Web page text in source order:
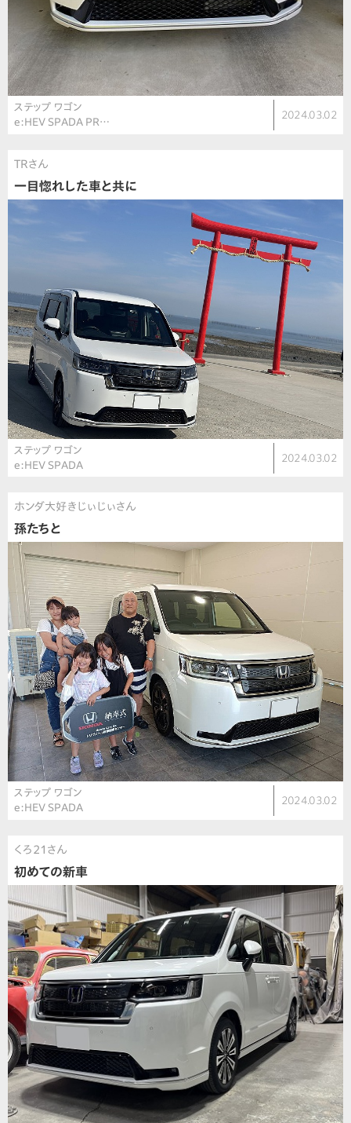
ステップ ワゴン
e:HEV SPADA PR…
2024.03.02
TRさん
一目惚れした車と共に
ステップ ワゴン
e:HEV SPADA
2024.03.02
ホンダ大好きじぃじぃさん
孫たちと
ステップ ワゴン
e:HEV SPADA
2024.03.02
くろ21さん
初めての新車